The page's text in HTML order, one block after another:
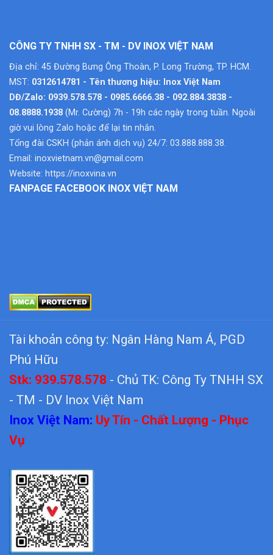
CÔNG TY TNHH SX - TM - DV INOX VIỆT NAM
Địa chỉ: 45 Đường Bưng Ông Thoàn, P. Long Trường, TP. HCM.
MST: 0312614781 - Tên thương hiệu: Inox Việt Nam
DĐ/Zalo: 0939.578.578 - 0985.6666.38 - 092.884.3838 -
08.8888.1938 (Mr. Cường) 7h - 19h các ngày trong tuần. Ngoài
giờ vui lòng Zalo hoặc để lại tin nhắn.
Tổng đài CSKH (phản ánh dịch vụ) 24/7: 03.888.888.38.
Email: inoxvietnam.vn@gmail.com
Website: https://inoxvina.vn
FANPAGE FACEBOOK INOX VIỆT NAM
Tài khoản công ty: Ngân Hàng Nam Á, PGD
Phú Hữu
Stk: 939.578.578 - Chủ TK: Công Ty TNHH SX
- TM - DV Inox Việt Nam
Inox Việt Nam: Uy Tín - Chất Lượng - Phục
Vụ